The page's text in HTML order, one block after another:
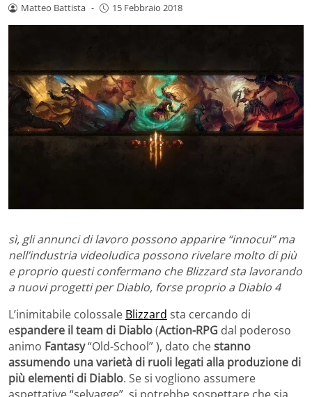
Matteo Battista - 15 Febbraio 2018
sì, gli annunci di lavoro possono apparire “innocui” ma
nell’industria videoludica possono rivelare molto di più
e proprio questi confermano che Blizzard sta lavorando
a nuovi progetti per Diablo, forse proprio a Diablo 4
L’inimitabile colossale Blizzard sta cercando di
espandere il team di Diablo(Action-RPG dal poderoso
animo Fantasy“Old-School” ), dato chestanno
assumendo una varietà di ruoli legati alla produzione di
più elementi di Diablo. Se si vogliono assumere